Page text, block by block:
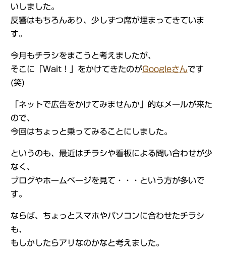
いしました。
反響はもちろんあり、少しずつ席が埋まってきていま
す。
今月もチラシをまこうと考えましたが、
そこに「Wait！」をかけてきたのがGoogleさんです
(笑)
「ネットで広告をかけてみませんか」的なメールが来た
ので、
今回はちょっと乗ってみることにしました。
というのも、最近はチラシや看板による問い合わせが少
なく、
ブログやホームページを見て・・・という方が多いで
す。
ならば、ちょっとスマホやパソコンに合わせたチラシ
も、
もしかしたらアリなのかなと考えました。